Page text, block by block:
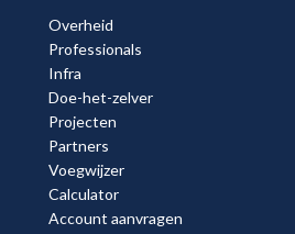
Overheid
Professionals
Infra
Doe-het-zelver
Projecten
Partners
Voegwijzer
Calculator
Account aanvragen